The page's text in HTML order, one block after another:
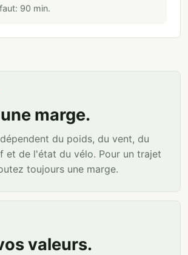
90 min.
marge.
du poids, du vent, du
et de l'état du vélo. Pour un trajet
toujours une marge.
valeurs.